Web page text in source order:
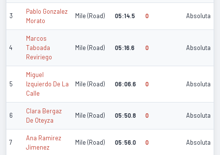
3
Pablo Gonzalez
Morato
Mile (Road) 05:14.5 0 Absoluta
4
Marcos
Taboada
Reviriego
Mile (Road) 05:16.6 0 Absoluta
5
Miguel
Izquierdo De La
Calle
Mile (Road) 06:06.6 0 Absoluta
6
Clara Bergaz
De Oteyza
Mile (Road) 05:50.8 0 Absoluta
7
Ana Ramirez
Jimenez
Mile (Road) 05:56.0 0 Absoluta